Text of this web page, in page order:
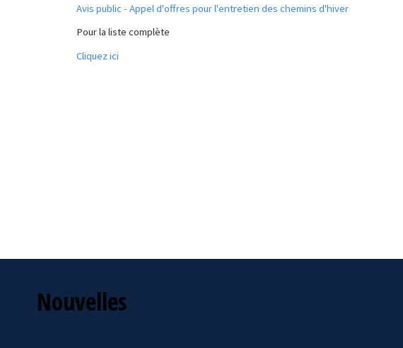
Avis public - Appel d'offres pour l'entretien des chemins d'hiver
Pour la liste complète
Cliquez ici
Nouvelles